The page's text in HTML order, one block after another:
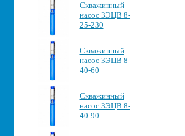
Скважинный
насос 3ЭЦВ 8-
25-230
Скважинный
насос 3ЭЦВ 8-
40-60
Скважинный
насос 3ЭЦВ 8-
40-90